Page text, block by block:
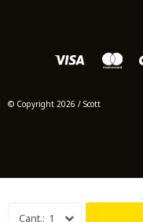
1
© Copyright 2026 / Scott